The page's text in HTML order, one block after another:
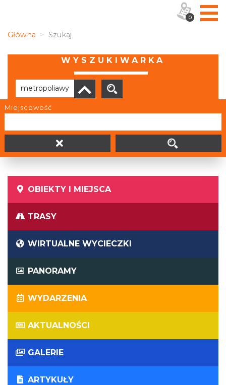
Główna Szukaj
WYSZUKIWARKA
Miejscowość
Brak wyników
OBIEKTY I MIEJSCA
TRASY
WIRTUALNE WYCIECZKI
PANORAMY
WYDARZENIA
AKTUALNOŚCI
GALERIE
ARTYKUŁY
0